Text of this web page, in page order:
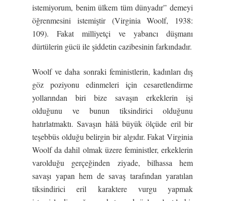
istemiyorum, benim ülkem tüm dünyadır” demeyi
öğrenmesini istemiştir (Virginia Woolf, 1938:
109). Fakat milliyetçi ve yabancı düşmanı
dürtülerin gücü ile şiddetin cazibesinin farkındadır.
Woolf ve daha sonraki feministlerin, kadınları dış
göz poziyonu edinmeleri için cesaretlendirme
yollarından biri bize savaşın erkeklerin işi
olduğunu ve bunun tiksindirici olduğunu
hatırlatmaktı. Savaşın hâlâ büyük ölçüde eril bir
teşebbüs olduğu belirgin bir algıdır. Fakat Virginia
Woolf da dahil olmak üzere feministler, erkeklerin
varolduğu gerçeğinden ziyade, bilhassa hem
savaşı yapan hem de savaş tarafından yaratılan
tiksindirici eril karaktere vurgu yapmak